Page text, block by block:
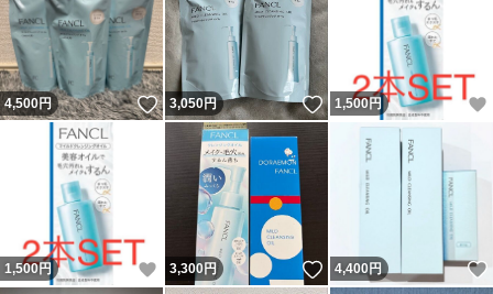
4,500円 いいね！
3,050円 いいね！
1,500円
1,500円 いいね！
3,300円 いいね！
4,400円